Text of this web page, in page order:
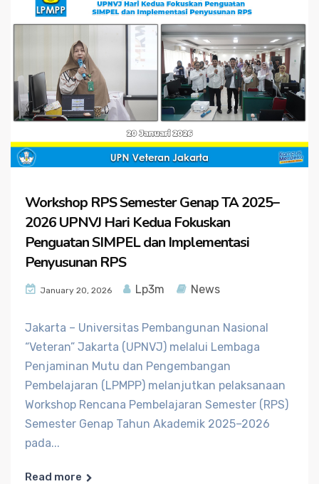
Workshop RPS Semester Genap TA 2025–
2026 UPNVJ Hari Kedua Fokuskan
Penguatan SIMPEL dan Implementasi
Penyusunan RPS
January 20, 2026 Lp3m News
Jakarta – Universitas Pembangunan Nasional
“Veteran” Jakarta (UPNVJ) melalui Lembaga
Penjaminan Mutu dan Pengembangan
Pembelajaran (LPMPP) melanjutkan pelaksanaan
Workshop Rencana Pembelajaran Semester (RPS)
Semester Genap Tahun Akademik 2025–2026
pada...
Read more